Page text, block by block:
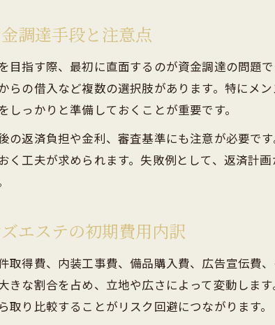
調達手段と注意点
目指す際、最初に直面するのが資金調達の問題
らの借入など複数の選択肢があります。特にメ
っかりと準備しておくことが重要です。
の返済負担や金利、審査基準にも注意が必要で
く工夫が求められます。失敗例として、返済計
エステの初期費用内訳
取得費、内装工事費、備品購入費、広告宣伝費
きな割合を占め、立地や広さによって変動しま
り比較することがリスク回避につながります。